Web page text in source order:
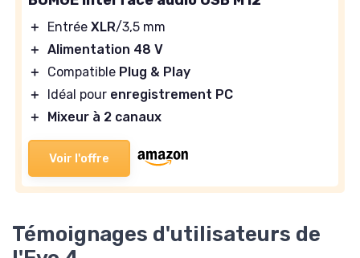
＋ Entrée XLR/3,5 mm
＋ Alimentation 48 V
＋
Compatible Plug & Play
＋
Idéal pour enregistrement PC
＋
Mixeur à 2 canaux
Voir l'offre
Témoignages d'utilisateurs de